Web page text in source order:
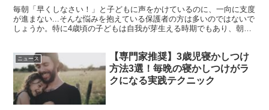
毎朝「早くしなさい！」と子どもに声をかけているのに、一向に支度
が進まない...そんな悩みを抱えている保護者の方は多いのではないで
しょうか。特に4歳頃の子どもは自我が芽生える時期でもあり、朝の
ニュース
【専門家推奨】3歳児寝かしつけ
方法3選！毎晩の寝かしつけがラ
クになる実践テクニック